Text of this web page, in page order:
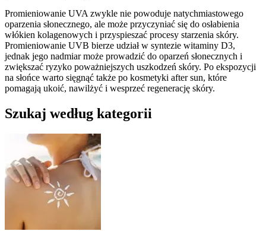
Promieniowanie UVA zwykle nie powoduje natychmiastowego
oparzenia słonecznego, ale może przyczyniać się do osłabienia
włókien kolagenowych i przyspieszać procesy starzenia skóry.
Promieniowanie UVB bierze udział w syntezie witaminy D3,
jednak jego nadmiar może prowadzić do oparzeń słonecznych i
zwiększać ryzyko poważniejszych uszkodzeń skóry. Po ekspozycji
na słońce warto sięgnąć także po kosmetyki after sun, które
pomagają ukoić, nawilżyć i wesprzeć regenerację skóry.
Szukaj według kategorii